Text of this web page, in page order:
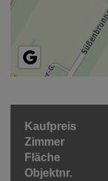
Kaufpreis
Zimmer
Fläche
Objektnr.